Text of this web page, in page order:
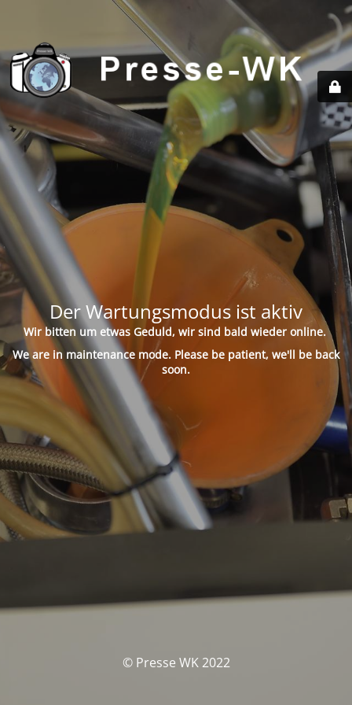
Der Wartungsmodus ist aktiv
Wir bitten um etwas Geduld, wir sind bald wieder online.
We are in maintenance mode. Please be patient, we'll be back
soon.
© Presse WK 2022